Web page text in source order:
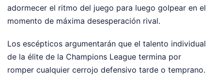
adormecer el ritmo del juego para luego golpear en el
momento de máxima desesperación rival.
Los escépticos argumentarán que el talento individual
de la élite de la Champions League termina por
romper cualquier cerrojo defensivo tarde o temprano.